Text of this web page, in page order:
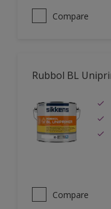
Compare
Rubbol BL
Compare